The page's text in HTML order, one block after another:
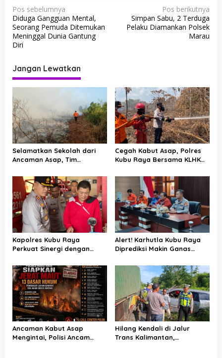
N
a
v
i
g
a
s
i
p
o
s
Pos sebelumnya
Diduga Gangguan Mental,
Seorang Pemuda Ditemukan
Meninggal Dunia Gantung
Diri
Pos berikutnya
Simpan Sabu, 2 Terduga
Pelaku Diamankan Polsek
Marau
Jangan Lewatkan
Selamatkan Sekolah dari
Ancaman Asap, Tim
Karhutla di Limbung Kubu
Raya
Cegah Kabut Asap, Polres
Kubu Raya Bersama KLHK
Titik Rawan Karhutla
Kapolres Kubu Raya
Perkuat Sinergi dengan
Ancaman Karhutla
Alert! Karhutla Kubu Raya
Diprediksi Makin Ganas
Langkah Cepat Wabup dan
Kapolres
Ancaman Kabut Asap
Mengintai, Polisi Ancam
Hilang Kendali di Jalur
Trans Kalimantan,